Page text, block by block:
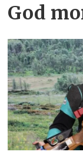
God